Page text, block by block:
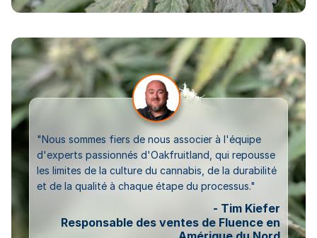
"Nous sommes fiers de nous associer à l'équipe
d'experts passionnés d'Oakfruitland, qui repousse
les limites de la culture du cannabis, de la durabilité
et de la qualité à chaque étape du processus."
- Tim Kiefer
Responsable des ventes de Fluence en